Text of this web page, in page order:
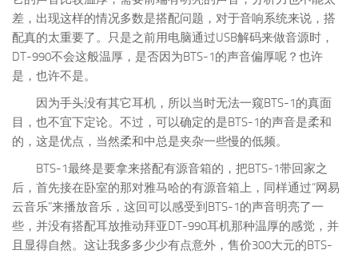
差，出现这样的情况多数是搭配问题，对于音响系统来说，搭
配真的太重要了。只是之前用电脑通过USB解码来做音源时，
DT-990不会这般温厚，是否因为BTS-1的声音偏厚呢？也许
是，也许不是。
因为手头没有其它耳机，所以当时无法一窥BTS-1的真面
目，也不宜下定论。不过，可以确定的是BTS-1的声音是柔和
的，这是优点，当然柔和中总是夹杂一些慢的低频。
BTS-1最终是要拿来搭配有源音箱的，把BTS-1带回家之
后，首先接在卧室的那对雅马哈的有源音箱上，同样通过“网易
云音乐”来播放音乐，这回可以感受到BTS-1的声音明亮了一
些，并没有搭配耳放推动拜亚DT-990耳机那种温厚的感觉，并
且显得自然。这让我多多少少有点意外，售价300大元的BTS-